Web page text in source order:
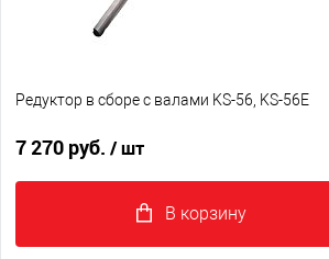
Редуктор в сборе с валами KS-56, KS-56E
7 270 руб. / шт
В корзину